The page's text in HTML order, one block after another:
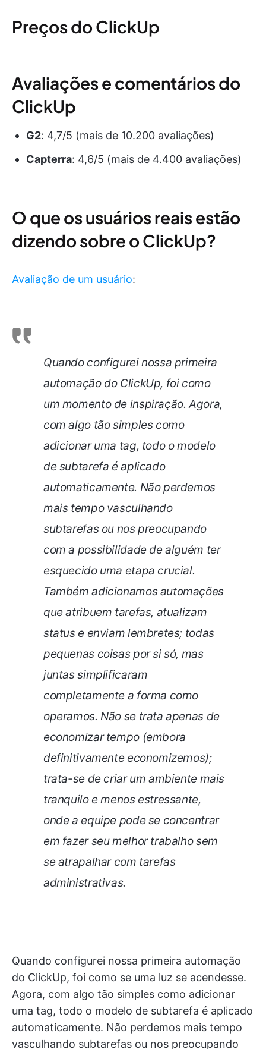
Preços do ClickUp
Avaliações e comentários do
ClickUp
G2: 4,7/5 (mais de 10.200 avaliações)
Capterra: 4,6/5 (mais de 4.400 avaliações)
O que os usuários reais estão
dizendo sobre o ClickUp?
Avaliação de um usuário:
Quando configurei nossa primeira
automação do ClickUp, foi como
um momento de inspiração. Agora,
com algo tão simples como
adicionar uma tag, todo o modelo
de subtarefa é aplicado
automaticamente. Não perdemos
mais tempo vasculhando
subtarefas ou nos preocupando
com a possibilidade de alguém ter
esquecido uma etapa crucial.
Também adicionamos automações
que atribuem tarefas, atualizam
status e enviam lembretes; todas
pequenas coisas por si só, mas
juntas simplificaram
completamente a forma como
operamos. Não se trata apenas de
economizar tempo (embora
definitivamente economizemos);
trata-se de criar um ambiente mais
tranquilo e menos estressante,
onde a equipe pode se concentrar
em fazer seu melhor trabalho sem
se atrapalhar com tarefas
administrativas.
Quando configurei nossa primeira automação
do ClickUp, foi como se uma luz se acendesse.
Agora, com algo tão simples como adicionar
uma tag, todo o modelo de subtarefa é aplicado
automaticamente. Não perdemos mais tempo
vasculhando subtarefas ou nos preocupando